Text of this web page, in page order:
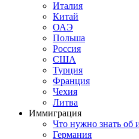
Италия
Китай
ОАЭ
Польша
Россия
США
Турция
Франция
Чехия
Литва
Иммиграция
Что нужно знать об
Германия